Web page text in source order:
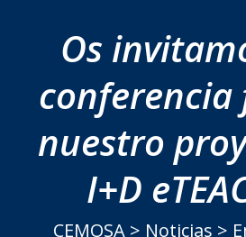
Os
conferencia
nuestro
I+D
CEMOSA > Noticias >